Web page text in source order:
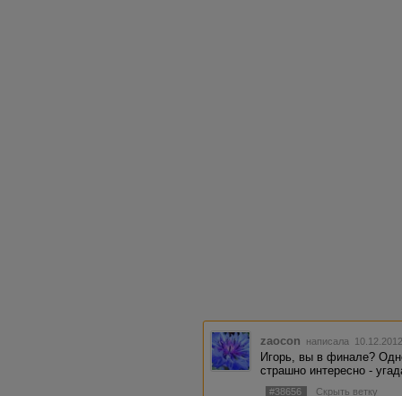
zaocon написала
Игорь, вы в финале?
страшно интересно -
#38656 Скрыть ветку